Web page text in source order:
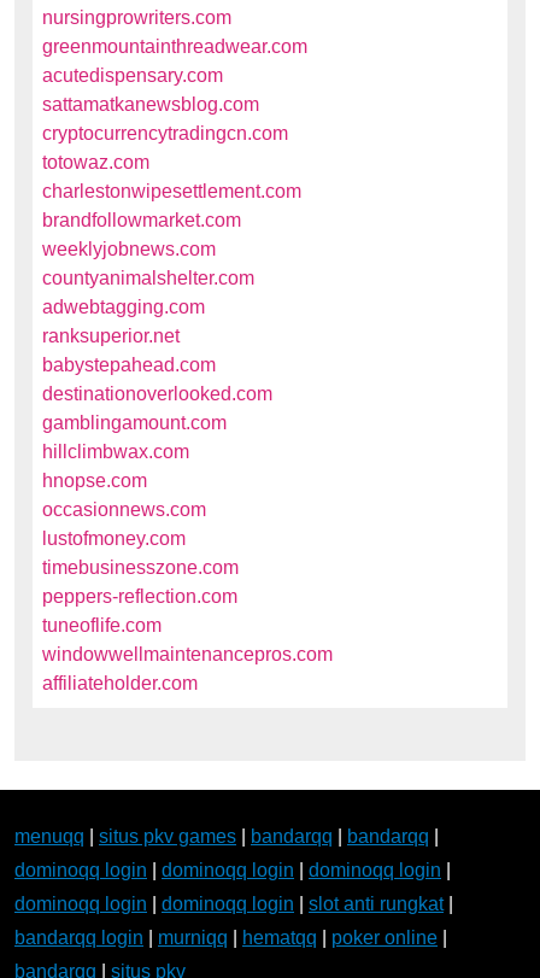
nursingprowriters.com
greenmountainthreadwear.com
acutedispensary.com
sattamatkanewsblog.com
cryptocurrencytradingcn.com
totowaz.com
charlestonwipesettlement.com
brandfollowmarket.com
weeklyjobnews.com
countyanimalshelter.com
adwebtagging.com
ranksuperior.net
babystepahead.com
destinationoverlooked.com
gamblingamount.com
hillclimbwax.com
hnopse.com
occasionnews.com
lustofmoney.com
timebusinesszone.com
peppers-reflection.com
tuneoflife.com
windowwellmaintenancepros.com
affiliateholder.com
menuqq situs pkv games bandarqq bandarqq
dominoqq login
dominoqq login dominoqq login
dominoqq login
dominoqq login slot anti rungkat|
bandarqq login
murniqq hematqq poker online
bandarqq
situs pkv